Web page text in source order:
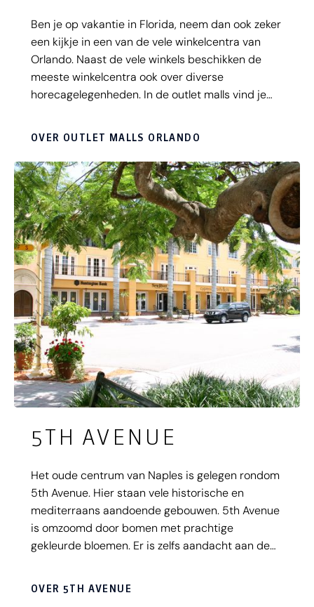
Ben je op vakantie in Florida, neem dan ook zeker
een kijkje in een van de vele winkelcentra van
Orlando. Naast de vele winkels beschikken de
meeste winkelcentra ook over diverse
horecagelegenheden. In de outlet malls vind je
naar een specifiek merk eerst even een kijkje te
nemen op de website van de mall. Zo kan je zien
of zij jouw merk verkopen. Naast de outlet malls
staan de Mall at Millenia en de Florida Mall garant
voor een geslaagde dag winkelen.
OVER OUTLET MALLS ORLANDO
5TH AVENUE
Het oude centrum van Naples is gelegen rondom
5th Avenue. Hier staan vele historische en
mediterraans aandoende gebouwen. 5th Avenue
is omzoomd door bomen met prachtige
gekleurde bloemen. Er is zelfs aandacht aan de
Tijdens het weekend wordt in de
OVER 5TH AVENUE